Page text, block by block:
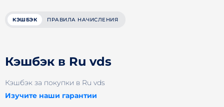
КЭШБЭК ПРАВИЛА НАЧИСЛЕНИЯ
Кэшбэк в Ru vds
Кэшбэк за покупки в Ru vds
Изучите наши гарантии